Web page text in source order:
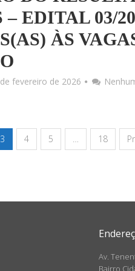
– EDITAL 03/
ÀS
fevereiro de 2026
3 4 5 … 18
Av.
Bairro